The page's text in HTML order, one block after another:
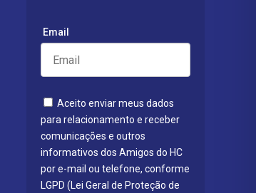
Email
Aceito enviar meus dados
para relacionamento e receber
comunicações e outros
informativos dos Amigos do HC
por e-mail ou telefone, conforme
LGPD (Lei Geral de Proteção de